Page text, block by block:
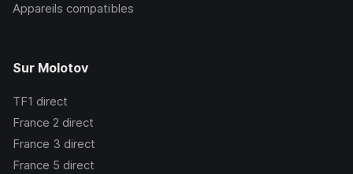
Appareils compatibles
Sur Molotov
TF1 direct
France 2 direct
France 3 direct
France 5 direct